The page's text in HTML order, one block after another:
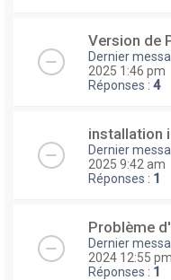
Version de
Dernier
2025 1:46 pm
Réponses : 4
installation
Dernier
2025 9:42 am
Réponses : 1
Problème
Dernier
2024 12:55 pm
Réponses : 1